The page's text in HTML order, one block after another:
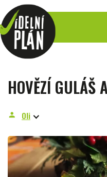
HOVĚZÍ GULÁŠ
person Oli